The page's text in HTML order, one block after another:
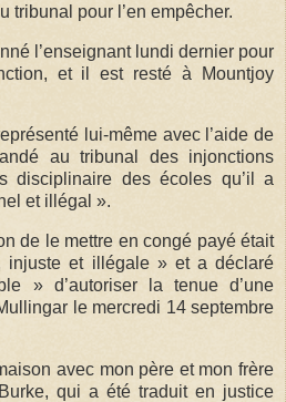
tribunal pour l’en empêcher.
l’enseignant lundi dernier pour
et il est resté à Mountjoy
lui-même avec l’aide de
au tribunal des injonctions
disciplinaire des écoles qu’il a
et illégal ».
de le mettre en congé payé était
injuste et illégale » et a déclaré
» d’autoriser la tenue d’une
le mercredi 14 septembre
avec mon père et mon frère
qui a été traduit en justice